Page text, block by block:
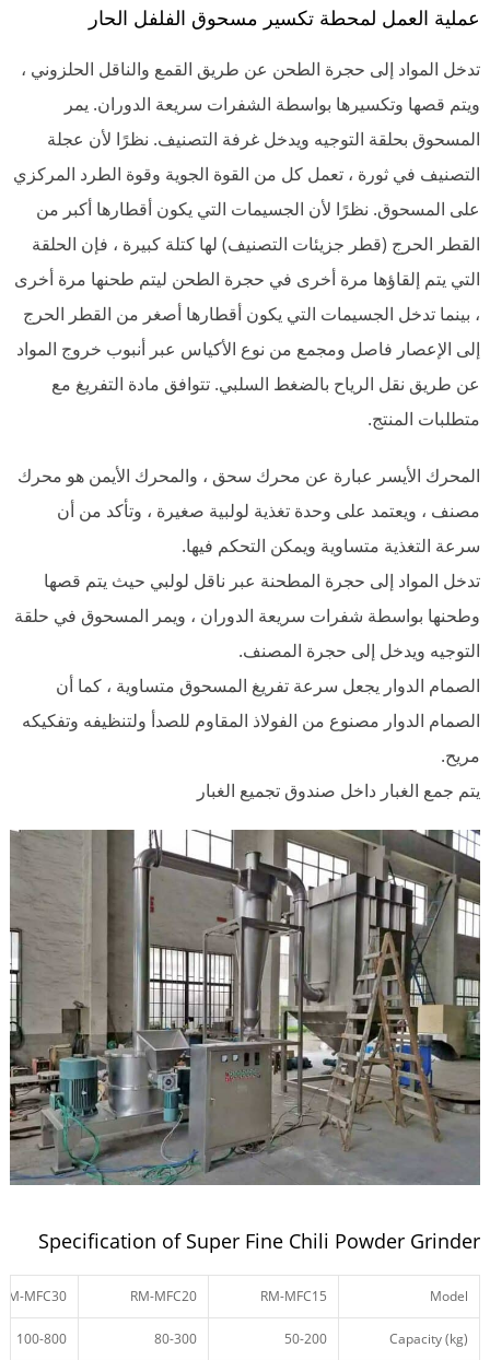
عملية العمل لمحطة تكسير مسحوق الفلفل الحار
تدخل المواد إلى حجرة الطحن عن طريق القمع والناقل الحلزوني ،
ويتم قصها وتكسيرها بواسطة الشفرات سريعة الدوران. يمر
المسحوق بحلقة التوجيه ويدخل غرفة التصنيف. نظرًا لأن عجلة
التصنيف في ثورة ، تعمل كل من القوة الجوية وقوة الطرد المركزي
على المسحوق. نظرًا لأن الجسيمات التي يكون أقطارها أكبر من
القطر الحرج (قطر جزيئات التصنيف) لها كتلة كبيرة ، فإن الحلقة
التي يتم إلقاؤها مرة أخرى في حجرة الطحن ليتم طحنها مرة أخرى
، بينما تدخل الجسيمات التي يكون أقطارها أصغر من القطر الحرج
إلى الإعصار فاصل ومجمع من نوع الأكياس عبر أنبوب خروج المواد
عن طريق نقل الرياح بالضغط السلبي. تتوافق مادة التفريغ مع
متطلبات المنتج.
المحرك الأيسر عبارة عن محرك سحق ، والمحرك الأيمن هو محرك
مصنف ، ويعتمد على وحدة تغذية لولبية صغيرة ، وتأكد من أن
سرعة التغذية متساوية ويمكن التحكم فيها.
تدخل المواد إلى حجرة المطحنة عبر ناقل لولبي حيث يتم قصها
وطحنها بواسطة شفرات سريعة الدوران ، ويمر المسحوق في حلقة
التوجيه ويدخل إلى حجرة المصنف.
الصمام الدوار يجعل سرعة تفريغ المسحوق متساوية ، كما أن
الصمام الدوار مصنوع من الفولاذ المقاوم للصدأ ولتنظيفه وتفكيكه
مريح.
يتم جمع الغبار داخل صندوق تجميع الغبار
Specification of Super Fine Chili Powder Grinder
Model
RM-MFC15
RM-MFC20
RM-MFC30
Capacity (kg)
50-200
80-300
100-800